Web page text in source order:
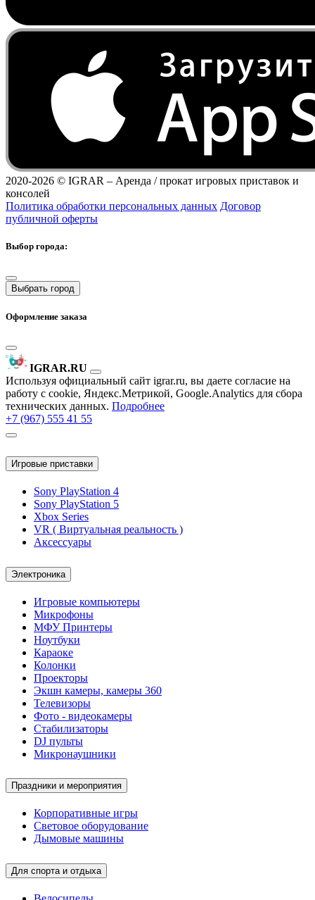
2020-2026 © IGRAR – Аренда / прокат игровых приставок и
консолей
Политика обработки персональных данных Договор
публичной оферты
Выбор города:
Выбрать город
Оформление заказа
IGRAR.RU
Используя официальный сайт igrar.ru, вы даете согласие на
работу с cookie, Яндекс.Метрикой, Google.Analytics для сбора
технических данных. Подробнее
+7 (967) 555 41 55
Игровые приставки
Sony PlayStation 4
Sony PlayStation 5
Xbox Series
VR ( Виртуальная реальность )
Аксессуары
Электроника
Игровые компьютеры
Микрофоны
МФУ Принтеры
Ноутбуки
Караоке
Колонки
Проекторы
Экшн камеры, камеры 360
Телевизоры
Фото - видеокамеры
Стабилизаторы
DJ пульты
Микронаушники
Праздники и мероприятия
Корпоративные игры
Световое оборудование
Дымовые машины
Для спорта и отдыха